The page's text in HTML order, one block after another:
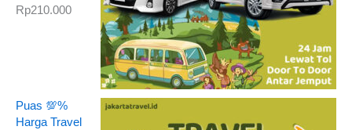
Rp210.000
Puas 💯%
Harga Travel